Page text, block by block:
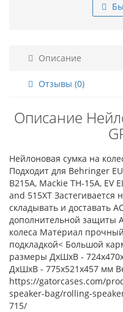
Описание
Отзывы (0)
Описание
Нейлоновая сумка на
Подходит для Behringer
B215A, Mackie TH-15A, EV
and 515XT
складывать и доставать
дополнительной защиты
колеса Материал
подкладкой< Большой
размеры ДхШхВ -
ДхШхВ - 775х521х457 мм
https://gatorcases.com/
speaker-bag/rolling-
715/